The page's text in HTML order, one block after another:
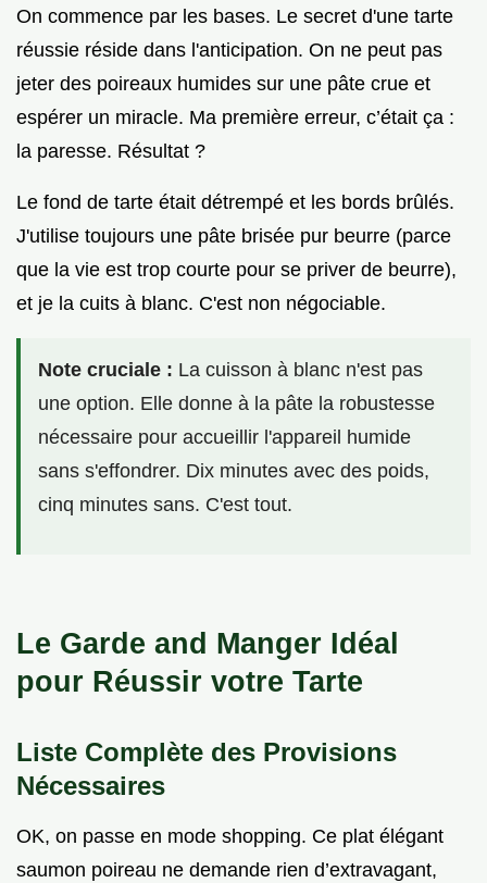
On commence par les bases. Le secret d'une tarte
réussie réside dans l'anticipation. On ne peut pas
jeter des poireaux humides sur une pâte crue et
espérer un miracle. Ma première erreur, c’était ça :
la paresse. Résultat ?
Le fond de tarte était détrempé et les bords brûlés.
J'utilise toujours une pâte brisée pur beurre (parce
que la vie est trop courte pour se priver de beurre),
et je la cuits à blanc. C'est non négociable.
Note cruciale : La cuisson à blanc n'est pas
une option. Elle donne à la pâte la robustesse
nécessaire pour accueillir l'appareil humide
sans s'effondrer. Dix minutes avec des poids,
cinq minutes sans. C'est tout.
Le Garde and Manger Idéal
pour Réussir votre Tarte
Liste Complète des Provisions
Nécessaires
OK, on passe en mode shopping. Ce plat élégant
saumon poireau ne demande rien d’extravagant,